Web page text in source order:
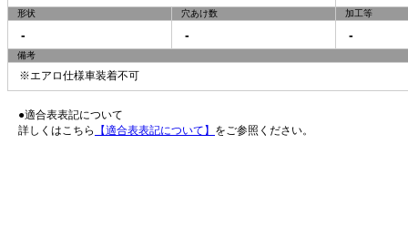
形状 穴あけ数 加工等
- - -
備考
※エアロ仕様車装着不可
●適合表表記について
詳しくはこちら
【適合表表記について】 をご参照ください。